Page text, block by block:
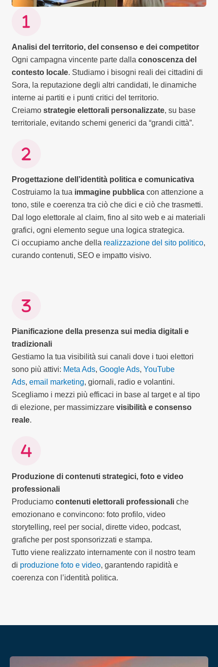
Analisi del territorio, del consenso e dei competitor
Ogni campagna vincente parte dalla conoscenza del
contesto locale. Studiamo i bisogni reali dei cittadini di
Sora, la reputazione degli altri candidati, le dinamiche
interne ai partiti e i punti critici del territorio.
Creiamo strategie elettorali personalizzate, su base
territoriale, evitando schemi generici da “grandi città”.
Progettazione dell’identità politica e comunicativa
Costruiamo la tua immagine pubblica con attenzione a
tono, stile e coerenza tra ciò che dici e ciò che trasmetti.
Dal logo elettorale al claim, fino al sito web e ai materiali
grafici, ogni elemento segue una logica strategica.
Ci occupiamo anche della realizzazione del sito politico,
curando contenuti, SEO e impatto visivo.
Pianificazione della presenza sui media digitali e
tradizionali
Gestiamo la tua visibilità sui canali dove i tuoi elettori
sono più attivi: Meta Ads, Google Ads, YouTube
Ads, email marketing, giornali, radio e volantini.
Scegliamo i mezzi più efficaci in base al target e al tipo
di elezione, per massimizzare visibilità e consenso
reale.
Produzione di contenuti strategici, foto e video
professionali
Produciamo contenuti elettorali professionali che
emozionano e convincono: foto profilo, video
storytelling, reel per social, dirette video, podcast,
grafiche per post sponsorizzati e stampa.
Tutto viene realizzato internamente con il nostro team
di produzione foto e video, garantendo rapidità e
coerenza con l’identità politica.